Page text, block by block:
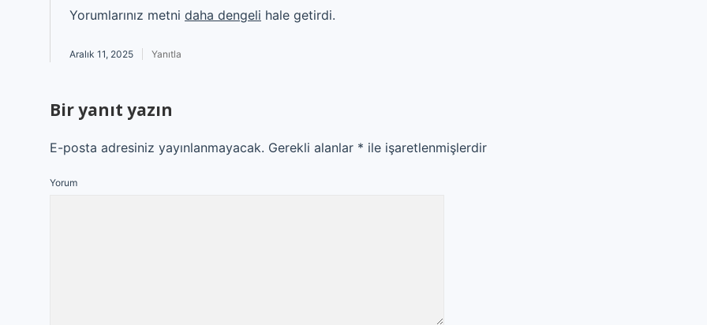
Yorumlarınız metni daha dengeli hale getirdi.
Aralık 11, 2025 Yanıtla
Bir yanıt yazın
E-posta adresiniz yayınlanmayacak. Gerekli alanlar * ile işaretlenmişlerdir
Yorum